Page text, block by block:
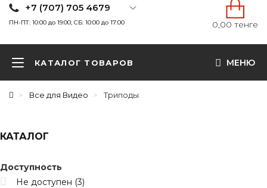
+7 (707) 705 4679
ПН-ПТ: 10:00 до 19:00; СБ: 10:00 до 17:00 0,00 тенге
КАТАЛОГ ТОВАРОВ МЕНЮ
Все для Видео Триподы
КАТАЛОГ
Доступность
Не доступен (3)